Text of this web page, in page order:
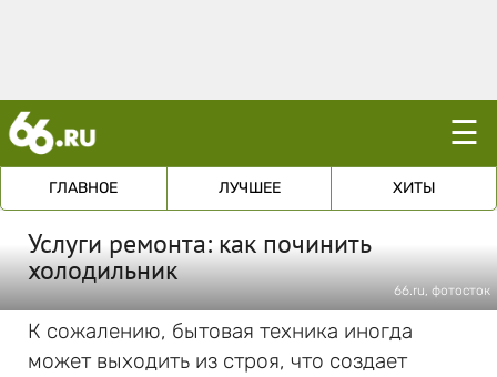
☰
ГЛАВНОЕ ЛУЧШЕЕ ХИТЫ
Услуги ремонта: как починить
холодильник
66.ru, фотосток
К сожалению, бытовая техника иногда
может выходить из строя, что создает